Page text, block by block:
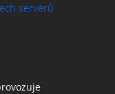
serverů